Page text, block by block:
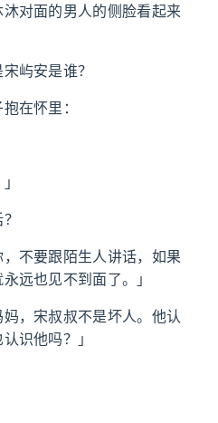
对面的男人的侧脸看起来
屿安是谁？
在怀里：
，不要跟陌生人讲话，如果
远也见不到面了。」
，宋叔叔不是坏人。他认
识他吗？」